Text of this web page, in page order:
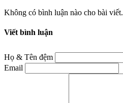
Không có bình luận nào cho bài viết.
Viết bình luận
Họ & Tên đệm
Email